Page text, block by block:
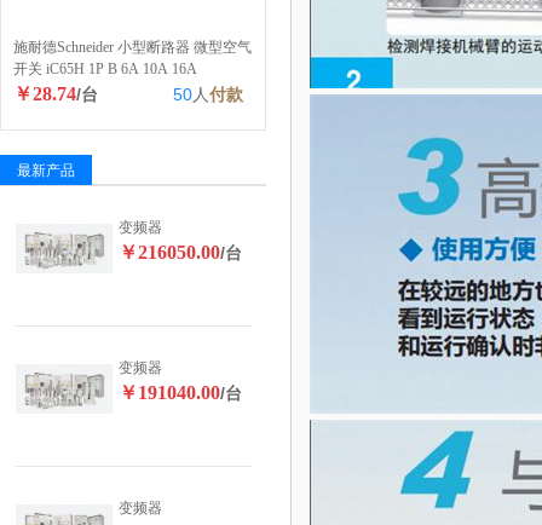
施耐德Schneider 小型断路器 微型空气
开关 iC65H 1P B 6A 10A 16A
￥28.74/台 50人付款
最新产品
变频器
￥216050.00/台
变频器
￥191040.00/台
变频器